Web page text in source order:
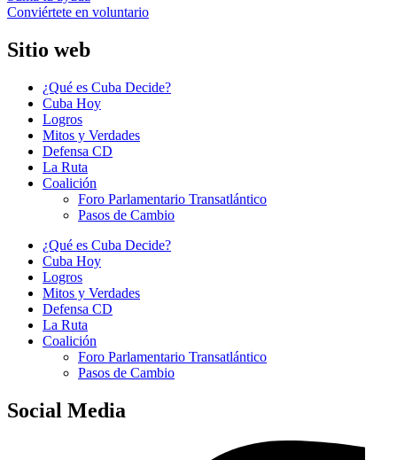
Conviértete en voluntario
Sitio web
¿Qué es Cuba Decide?
Cuba Hoy
Logros
Mitos y Verdades
Defensa CD
La Ruta
Coalición
Foro Parlamentario Transatlántico
Pasos de Cambio
¿Qué es Cuba Decide?
Cuba Hoy
Logros
Mitos y Verdades
Defensa CD
La Ruta
Coalición
Foro Parlamentario Transatlántico
Pasos de Cambio
Social Media